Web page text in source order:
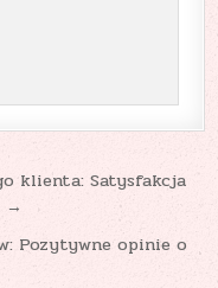
klienta: Satysfakcja
→
Pozytywne opinie o